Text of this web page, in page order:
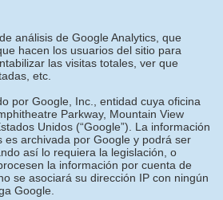
análisis de Google Analytics, que
hacen los usuarios del sitio para
las visitas totales, ver que
etc.
por Google, Inc., entidad cuya oficina
Parkway, Mountain View
Unidos (“Google”). La información
es archivada por Google y podrá ser
así lo requiera la legislación, o
la información por cuenta de
se asociará su dirección IP con ningún
Google.